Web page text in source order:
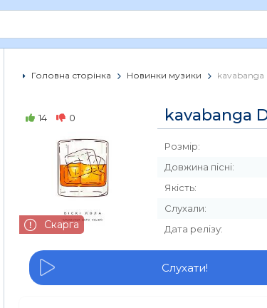
Головна сторінка Новинки музики kavabanga
14 0
Скарга
kavabanga
Розмір:
Довжина пісні:
Якість:
Слухали:
Дата релізу:
Слухати!